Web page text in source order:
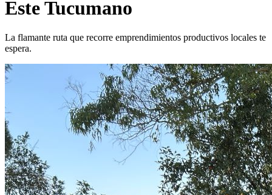
Este Tucumano
La flamante ruta que recorre emprendimientos productivos locales te
espera.